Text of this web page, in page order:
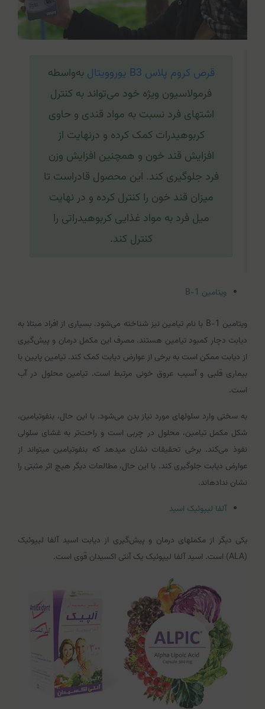
قرص کروم پلاس B3 یوروویتال
به‌واسطه
فرمولاسیون ویژه خود می‌تواند به کنترل
اشتهای فرد نسبت به مواد قندی و حاوی
کربوهیدرات کمک کرده و درنهایت از
افزایش قند خون و همچنین افزایش وزن
فرد جلوگیری کند. این محصول قادراست تا
میزان قند خون را کنترل کرده و در نهایت
میل فرد به مواد غذایی کربوهیدراتی را
کنترل کند.
ویتامین B-1
ویتامین B-1 با نام تیامین نیز شناخته می‌شود. بسیاری از افراد مبتلا به
دیابت دچار کمبود تیامین هستند. مصرف این مکمل‎ درمان و پیش‌گیری
از دیابت ممکن است به برخی از عوارض دیابت کمک کند. تیامین پایین با
بیماری قلبی و آسیب عروق خونی مرتبط است. تیامین محلول در آب
است.
به سختی وارد سلول‎های مورد نیاز بدن می‌شود. با این حال، بنفوتیامین،
شکل مکمل تیامین، محلول در چربی است و راحت‌تر به غشای سلولی
نفوذ می‌کند. برخی تحقیقات نشان می‎دهد که بنفوتیامین می‎تواند از
عوارض دیابت جلوگیری کند. با این حال، مطالعات دیگر هیچ اثر مثبتی را
نشان نداده‎اند.
آلفا لیپوئیک اسید
یکی دیگر از مکمل‎های درمان و پیش‌گیری از دیابت اسید آلفا لیپوئیک
(ALA) است. اسید آلفا لیپوئیک یک آنتی اکسیدان قوی است.